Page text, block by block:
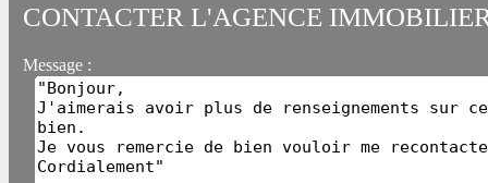
CONTACTER L'AGENCE
Message :